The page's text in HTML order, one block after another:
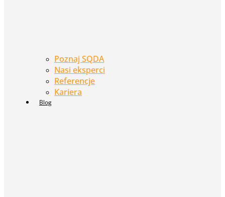
Poznaj SQDA
Nasi eksperci
Referencje
Kariera
Blog